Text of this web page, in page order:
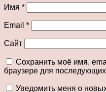
Имя *
Email *
Сайт
Сохранить моё имя,
браузере для
Уведомить меня о